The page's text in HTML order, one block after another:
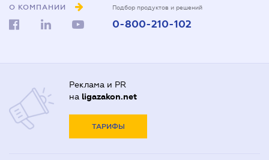
О КОМПАНИИ Подбор продуктов и решений
0-800-210-102
Реклама и PR
на ligazakon.net
ТАРИФЫ